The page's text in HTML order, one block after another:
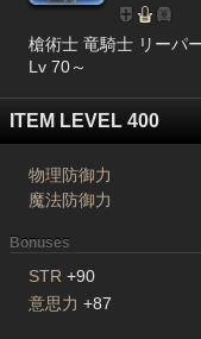
槍術士 竜騎士 リーパ
Lv 70～
ITEM LEVEL 400
物理防御力
魔法防御力
Bonuses
STR +90
意思力 +87